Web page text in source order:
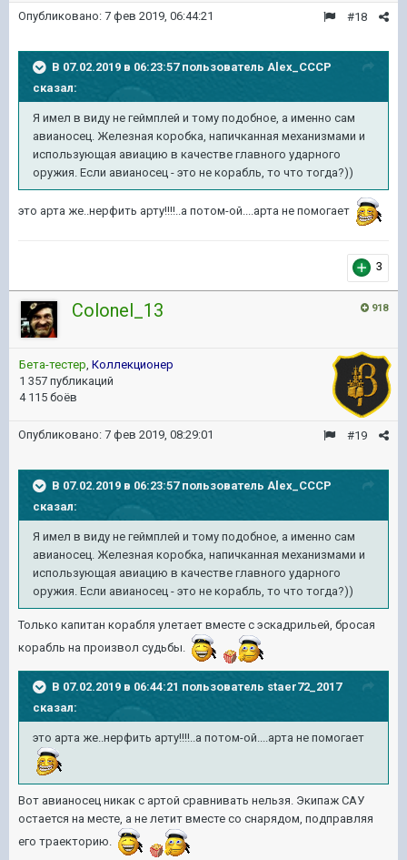
#18
Опубликовано: 7 фев 2019, 06:44:21
В 07.02.2019 в 06:23:57 пользователь Alex_CCCP
сказал:
Я имел в виду не геймплей и тому подобное, а именно сам
авианосец. Железная коробка, напичканная механизмами и
использующая авиацию в качестве главного ударного
оружия. Если авианосец - это не корабль, то что тогда?))
это арта же..нерфить арту!!!!..а потом-ой....арта не помогает
3
918
Colonel_13
Бета-тестер, Коллекционер
1 357 публикаций
4 115 боёв
#19
Опубликовано: 7 фев 2019, 08:29:01
В 07.02.2019 в 06:23:57 пользователь Alex_CCCP
сказал:
Я имел в виду не геймплей и тому подобное, а именно сам
авианосец. Железная коробка, напичканная механизмами и
использующая авиацию в качестве главного ударного
оружия. Если авианосец - это не корабль, то что тогда?))
Только капитан корабля улетает вместе с эскадрильей, бросая
корабль на произвол судьбы.
В 07.02.2019 в 06:44:21 пользователь staer72_2017
сказал:
это арта же..нерфить арту!!!!..а потом-ой....арта не помогает
Вот авианосец никак с артой сравнивать нельзя. Экипаж САУ
остается на месте, а не летит вместе со снарядом, подправляя
его траекторию.